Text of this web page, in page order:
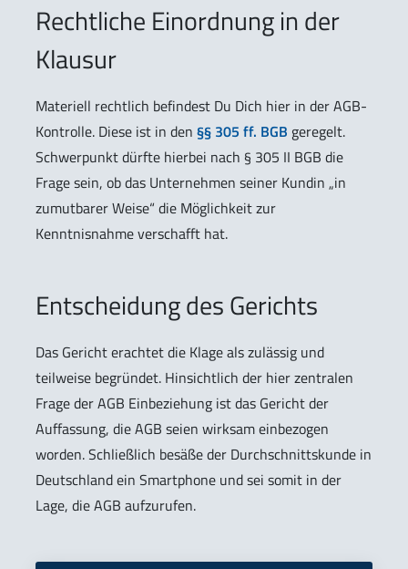
Rechtliche Einordnung in der
Klausur
Materiell rechtlich befindest Du Dich hier in der AGB-
Kontrolle. Diese ist in den §§ 305 ff. BGB geregelt.
Schwerpunkt dürfte hierbei nach § 305 II BGB die
Frage sein, ob das Unternehmen seiner Kundin „in
zumutbarer Weise“ die Möglichkeit zur
Kenntnisnahme verschafft hat.
Entscheidung des Gerichts
Das Gericht erachtet die Klage als zulässig und
teilweise begründet. Hinsichtlich der hier zentralen
Frage der AGB Einbeziehung ist das Gericht der
Auffassung, die AGB seien wirksam einbezogen
worden. Schließlich besäße der Durchschnittskunde in
Deutschland ein Smartphone und sei somit in der
Lage, die AGB aufzurufen.